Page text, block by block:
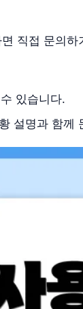
직접 문의
있습니다.
설명과 함께